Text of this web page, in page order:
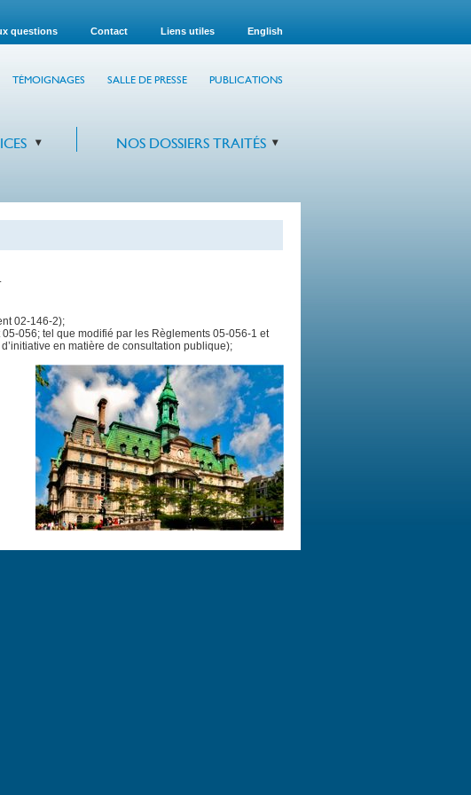
questions Contact Liens utiles English
TÉMOIGNAGES SALLE DE PRESSE PUBLICATIONS
NOS DOSSIERS TRAITÉS
02-146-2);
056; tel que modifié par les Règlements 05-056-1 et
en matière de consultation publique);